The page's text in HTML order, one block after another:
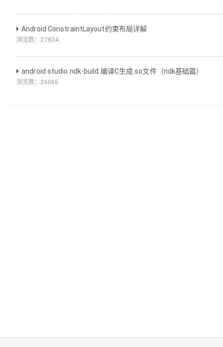
Android ConstraintLayout约束布局详解
浏览数： 27834
android studio ndk-build 编译C生成.so文件（ndk基础篇）
浏览数： 26065